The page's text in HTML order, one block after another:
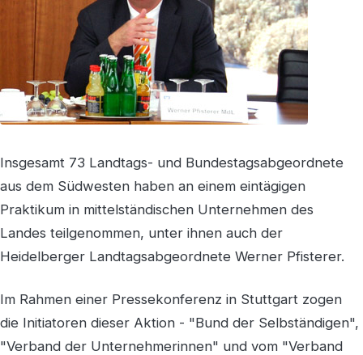
Insgesamt 73 Landtags- und Bundestagsabgeordnete
aus dem Südwesten haben an einem eintägigen
Praktikum in mittelständischen Unternehmen des
Landes teilgenommen, unter ihnen auch der
Heidelberger Landtagsabgeordnete Werner Pfisterer.
Im Rahmen einer Pressekonferenz in Stuttgart zogen
die Initiatoren dieser Aktion - "Bund der Selbständigen",
"Verband der Unternehmerinnen" und vom "Verband